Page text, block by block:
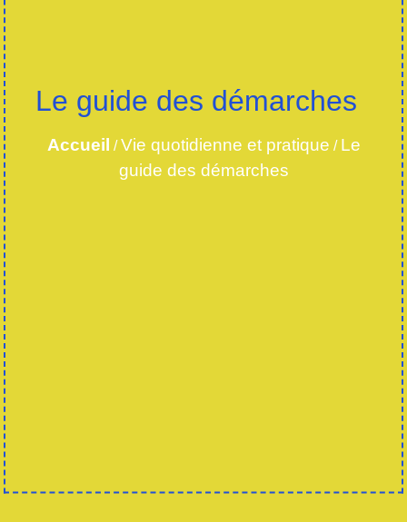
Le guide des démarches
Accueil /Vie quotidienne et pratique / Le
guide des démarches